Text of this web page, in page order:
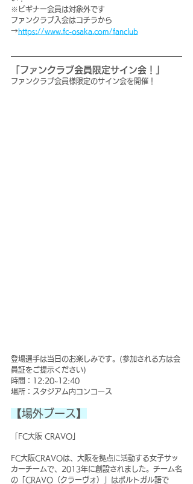
※ビギナー会員は対象外です
ファンクラブ入会はコチラから
→https://www.fc-osaka.com/fanclub
「ファンクラブ会員限定サイン会！」
ファンクラブ会員様限定のサイン会を開催！
登場選手は当日のお楽しみです。(参加される方は会
員証をご提示ください)
時間：12:20~12:40
場所：スタジアム内コンコース
【場外ブース】
「FC大阪 CRAVO」
FC大阪CRAVOは、大阪を拠点に活動する女子サッ
カーチームで、2013年に創設されました。チーム名
の「CRAVO（クラーヴォ）」はポルトガル語で